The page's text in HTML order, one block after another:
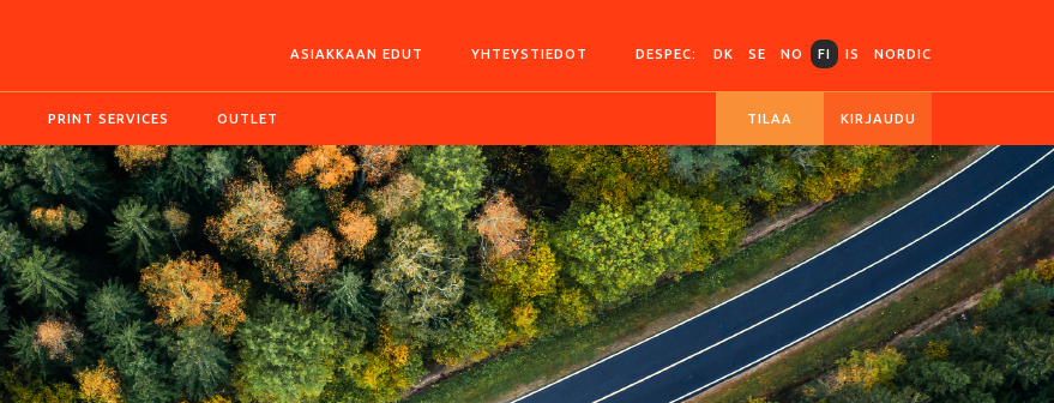
ASIAKKAAN EDUT YHTEYSTIEDOT DESPEC: DK SE NO FI IS NORDIC
PRINT SERVICES OUTLET TILAA KIRJAUDU